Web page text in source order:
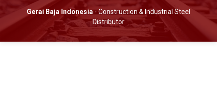
Gerai Baja Indonesia- Construction & Industrial Steel
Distributor